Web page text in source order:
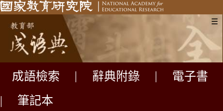
☰
成語檢索 辭典附錄
電子書
|
筆記本